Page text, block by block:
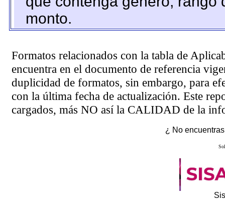
monto.
Formatos relacionados con la tabla de
encuentra en el documento de referencia
duplicidad de formatos, sin embargo, para
con la última fecha de actualización. Este
cargados, más NO así la CALIDAD de la
¿ No